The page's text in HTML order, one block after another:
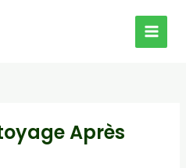
MAIN
Après